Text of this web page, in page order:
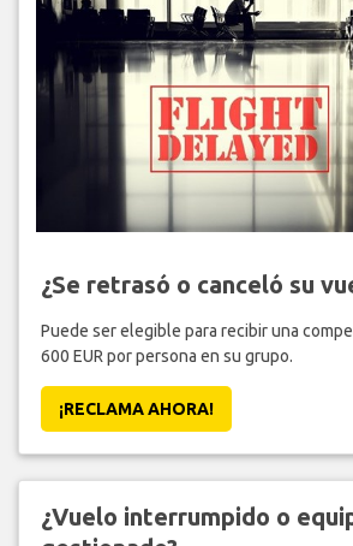
¿Se retrasó o canceló su
Puede ser elegible para recibir una
600 EUR por persona en su grupo.
¡RECLAMA AHORA!
¿Vuelo interrumpido o